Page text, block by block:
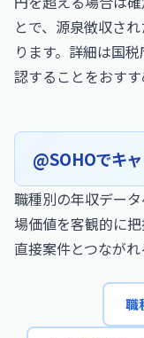
とで、源泉徴収さ
ります。詳細は国
認することをおすす
@SOHOでキ
職種別の年収デー
場価値を客観的に
直接案件とつながれ
職